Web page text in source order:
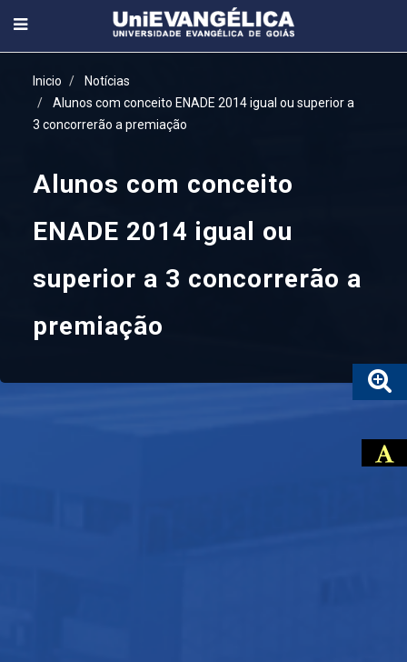
Inicio
Notícias
Alunos com conceito ENADE 2014 igual ou superior a
3 concorrerão a premiação
Alunos com conceito
ENADE 2014 igual ou
superior a 3 concorrerão a
premiação